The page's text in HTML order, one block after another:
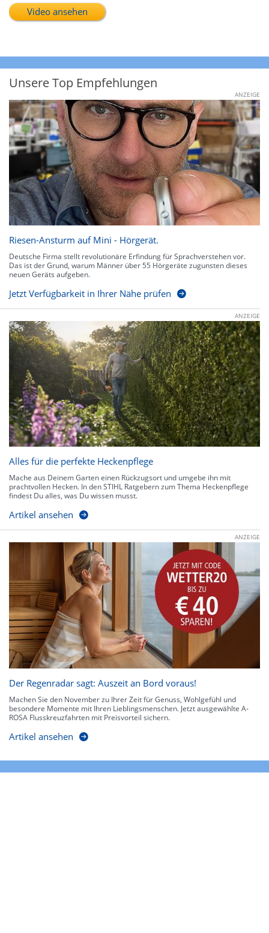
Video ansehen
Unsere Top Empfehlungen
ANZEIGE
Riesen-Ansturm auf Mini - Hörgerät.
Deutsche Firma stellt revolutionäre Erfindung für Sprachverstehen vor.
Das ist der Grund, warum Männer über 55 Hörgeräte zugunsten dieses
neuen Geräts aufgeben.
Jetzt Verfügbarkeit in Ihrer Nähe prüfen
ANZEIGE
Alles für die perfekte Heckenpflege
Mache aus Deinem Garten einen Rückzugsort und umgebe ihn mit
prachtvollen Hecken. In den STIHL Ratgebern zum Thema Heckenpflege
findest Du alles, was Du wissen musst.
Artikel ansehen
ANZEIGE
Der Regenradar sagt: Auszeit an Bord voraus!
Machen Sie den November zu Ihrer Zeit für Genuss, Wohlgefühl und
besondere Momente mit Ihren Lieblingsmenschen. Jetzt ausgewählte A-
ROSA Flusskreuzfahrten mit Preisvorteil sichern.
Artikel ansehen